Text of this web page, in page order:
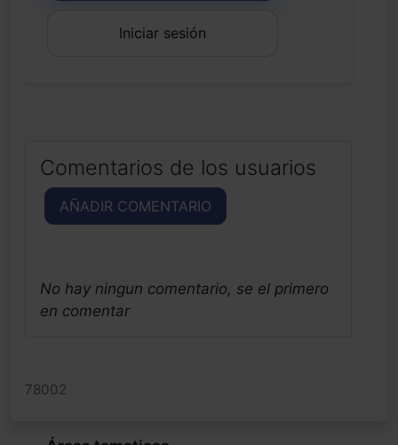
Iniciar sesión
Comentarios de los usuarios
AÑADIR COMENTARIO
No hay ningun comentario, se el primero
en comentar
78002